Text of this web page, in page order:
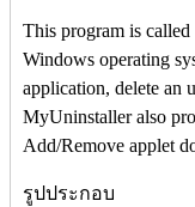
This program is called
Windows operating
application, delete an
MyUninstaller also
Add/Remove applet
รูปประกอบ